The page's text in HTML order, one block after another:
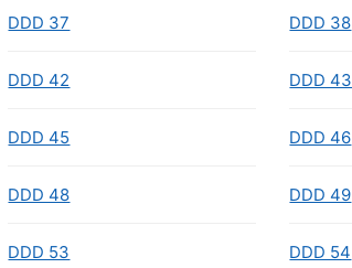
DDD 37 DDD 38
DDD 42 DDD 43
DDD 45 DDD 46
DDD 48 DDD 49
DDD 53 DDD 54